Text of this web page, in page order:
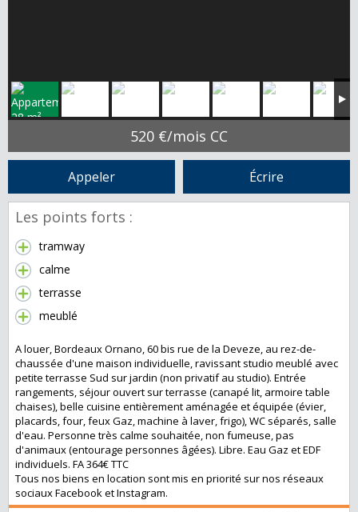
520 €/mois CC
Appeler Écrire
Les points forts :
tramway
calme
terrasse
meublé
A louer, Bordeaux Ornano, 60 bis rue de la Deveze, au rez-de-
chaussée d'une maison individuelle, ravissant studio meublé avec
petite terrasse Sud sur jardin (non privatif au studio). Entrée
rangements, séjour ouvert sur terrasse (canapé lit, armoire table
chaises), belle cuisine entièrement aménagée et équipée (évier,
placards, four, feux Gaz, machine à laver, frigo), WC séparés, salle
d'eau. Personne très calme souhaitée, non fumeuse, pas
d'animaux (entourage personnes âgées). Libre. Eau Gaz et EDF
individuels. FA 364€ TTC
Tous nos biens en location sont mis en priorité sur nos réseaux
sociaux Facebook et Instagram.